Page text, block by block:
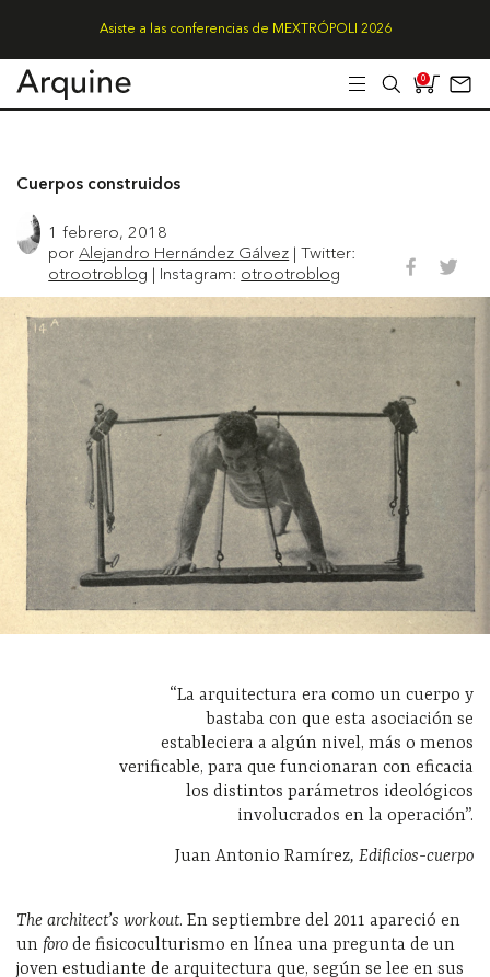
Asiste a las conferencias de MEXTRÓPOLI 2026
0
Cuerpos construidos
1 febrero, 2018
porAlejandro Hernández Gálvez | Twitter:
otrootroblog | Instagram: otrootroblog
“La arquitectura era como un cuerpo y
bastaba con que esta asociación se
estableciera a algún nivel, más o menos
verificable, para que funcionaran con eficacia
los distintos parámetros ideológicos
involucrados en la operación”.
Juan Antonio Ramírez, Edificios-cuerpo
The architect’s workout. En septiembre del 2011 apareció en
un foro de fisicoculturismo en línea una pregunta de un
joven estudiante de arquitectura que, según se lee en sus